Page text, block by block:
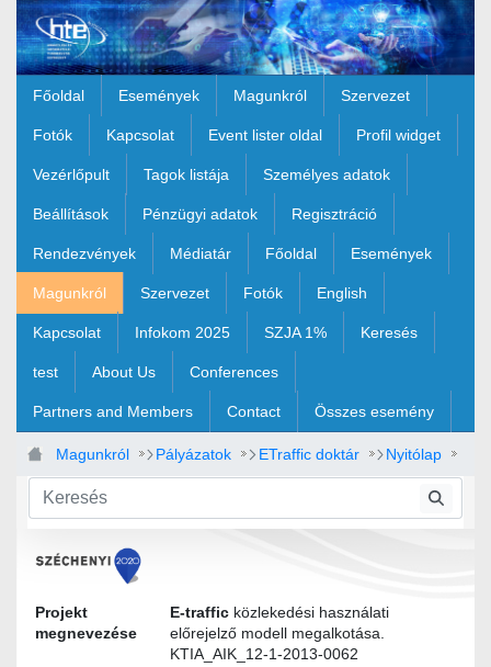
Ugrás a fő tartalomhoz
Főoldal Események Magunkról Szervezet
Fotók Kapcsolat Event lister oldal Profil widget
Vezérlőpult Tagok listája Személyes adatok
Beállítások Pénzügyi adatok Regisztráció
Rendezvények Médiatár Főoldal Események
Magunkról Szervezet Fotók English
Kapcsolat Infokom 2025 SZJA 1% Keresés
test About Us Conferences
Partners and Members Contact Összes esemény
Magunkról Pályázatok ETraffic doktár Nyitólap
Felhasználói igények
Projekt
megnevezése
E-traffic közlekedési használati
előrejelző modell megalkotása.
KTIA_AIK_12-1-2013-0062